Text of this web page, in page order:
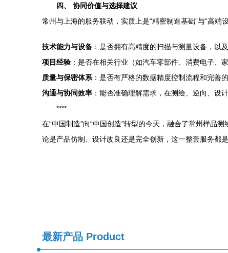
四、 协同价值与选择建议
常州与上海的服务联动，实质上是“精密制造基础”与“高
技术能力与设备 ：是否拥有高精度的扫描与测量设备，以
项目经验 ：是否在相关行业（如汽车零部件、消费电子、
质量与保密体系 ：是否有严格的数据精度控制流程和完善
沟通与协同效率 ：能否准确理解需求，在测绘、逆向、设
****
在“中国制造”向“中国创造”转型的今天，融合了常州样品
论是产品仿制、设计改良还是完全创新，这一整套服务都
最新产品 Product